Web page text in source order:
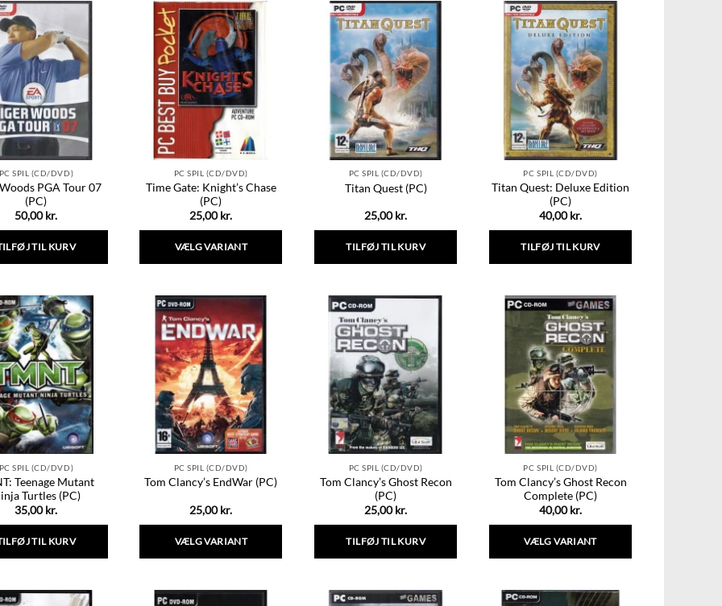
har
flere
varianter.
Mulighederne
kan
vælges
på
varesiden
SPIL (CD/DVD)
PGA Tour 07
(PC)
50,00kr.
TIL KURV
PC SPIL (CD/DVD)
Time Gate: Knight’s Chase
(PC)
25,00kr.
VÆLG VARIANT
har
flere
varianter.
Mulighederne
kan
vælges
på
varesiden
PC SPIL (CD/DVD)
Titan Quest (PC)
25,00kr.
TILFØJ TIL KURV
PC SPIL (CD/DVD)
Titan Quest: Deluxe Edition
(PC)
40,00kr.
TILFØJ TIL KURV
SPIL (CD/DVD)
Teenage Mutant
Turtles (PC)
35,00kr.
TIL KURV
PC SPIL (CD/DVD)
Tom Clancy’s EndWar (PC)
25,00kr.
VÆLG VARIANT
PC SPIL (CD/DVD)
Tom Clancy’s Ghost Recon
(PC)
25,00kr.
TILFØJ TIL KURV
PC SPIL (CD/DVD)
Tom Clancy’s Ghost Recon
Complete (PC)
40,00kr.
VÆLG VARIANT
har